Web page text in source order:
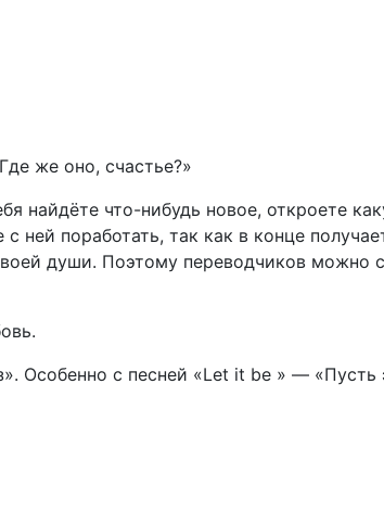
же оно, счастье?»
найдёте что-нибудь новое, откроете
ней поработать, так как в конце
души. Поэтому переводчиков можно
Особенно с песней «Let it be » — «Пусть